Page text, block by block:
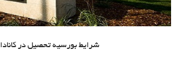
شرایط بورسیه تحصیل در کانادا